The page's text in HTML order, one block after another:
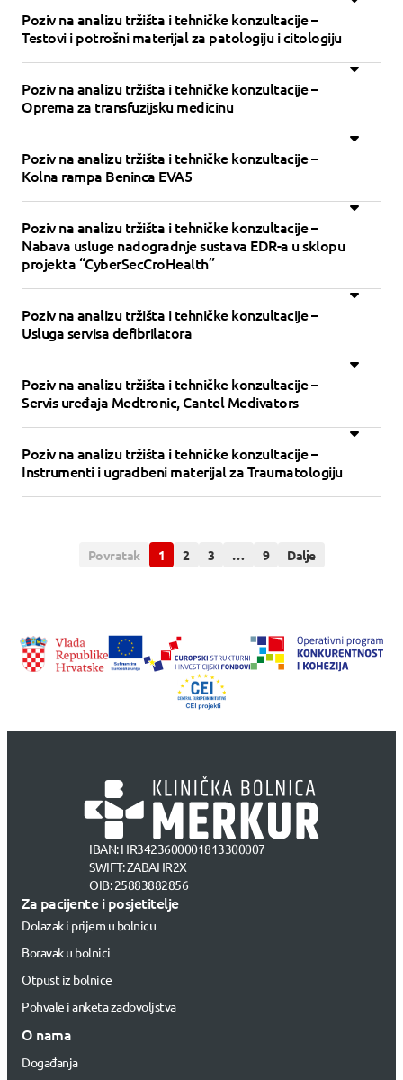
Poziv na analizu tržišta i tehničke konzultacije –
Testovi i potrošni materijal za patologiju i citologiju
Poziv na analizu tržišta i tehničke konzultacije –
Oprema za transfuzijsku medicinu
Poziv na analizu tržišta i tehničke konzultacije –
Kolna rampa Beninca EVA5
Poziv na analizu tržišta i tehničke konzultacije –
Nabava usluge nadogradnje sustava EDR-a u sklopu
projekta “CyberSecCroHealth”
Poziv na analizu tržišta i tehničke konzultacije –
Usluga servisa defibrilatora
Poziv na analizu tržišta i tehničke konzultacije –
Servis uređaja Medtronic, Cantel Medivators
Poziv na analizu tržišta i tehničke konzultacije –
Instrumenti i ugradbeni materijal za Traumatologiju
Povratak 1 2 3 … 9 Dalje
IBAN: HR3423600001813300007
SWIFT: ZABAHR2X
OIB: 25883882856
Za pacijente i posjetitelje
Dolazak i prijem u bolnicu
Boravak u bolnici
Otpust iz bolnice
Pohvale i anketa zadovoljstva
O nama
Događanja